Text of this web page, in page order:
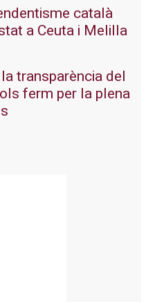
català
a Ceuta i Melilla
transparència del
ferm per la plena